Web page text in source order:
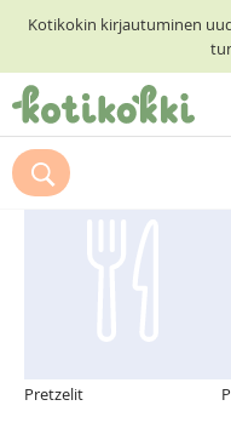
Kotikokin kirjautuminen
ETUSIVU
RESEPTIHAKU
Suosittelemme myös
Pretzelit